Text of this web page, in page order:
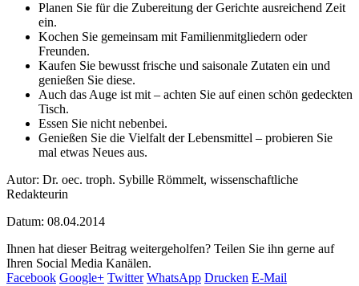
Planen Sie für die Zubereitung der Gerichte ausreichend Zeit
ein.
Kochen Sie gemeinsam mit Familienmitgliedern oder
Freunden.
Kaufen Sie bewusst frische und saisonale Zutaten ein und
genießen Sie diese.
Auch das Auge ist mit – achten Sie auf einen schön gedeckten
Tisch.
Essen Sie nicht nebenbei.
Genießen Sie die Vielfalt der Lebensmittel – probieren Sie
mal etwas Neues aus.
Autor: Dr. oec. troph. Sybille Römmelt, wissenschaftliche
Redakteurin
Datum: 08.04.2014
Ihnen hat dieser Beitrag weitergeholfen? Teilen Sie ihn gerne auf
Ihren Social Media Kanälen.
Facebook Google+ Twitter WhatsApp Drucken E-Mail